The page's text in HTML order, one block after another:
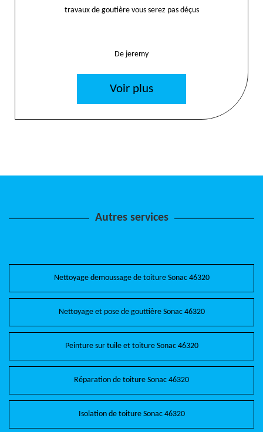
travaux de goutière vous serez pas déçus
De jeremy
Voir plus
Autres services
Nettoyage demoussage de toiture Sonac 46320
Nettoyage et pose de gouttière Sonac 46320
Peinture sur tuile et toiture Sonac 46320
Réparation de toiture Sonac 46320
Isolation de toiture Sonac 46320